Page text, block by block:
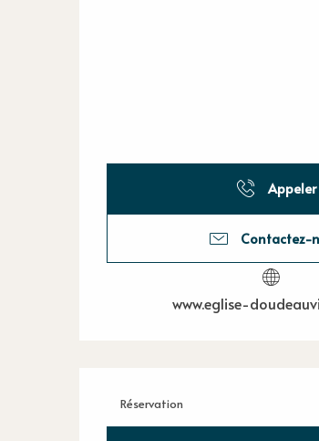
Appeler
Contactez-
www.eglise-
Réservation